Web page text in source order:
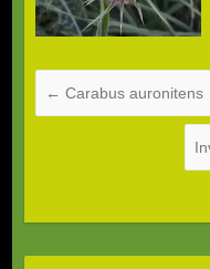
← Carabus auronitens